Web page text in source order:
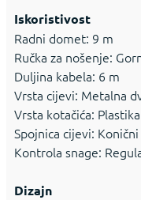
Iskoristivost
Radni domet: 9 m
Ručka za nošenje:
Duljina kabela: 6 m
Vrsta cijevi: Metalna
Vrsta kotačića: Plastika
Spojnica cijevi: Konični
Kontrola snage:
Dizajn